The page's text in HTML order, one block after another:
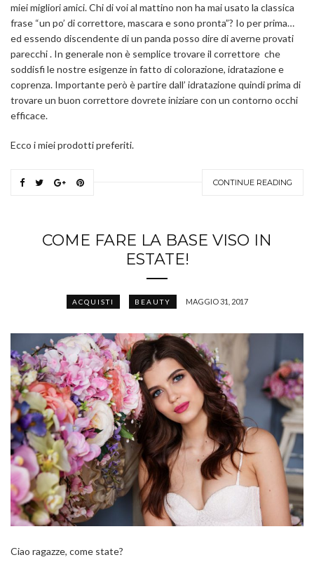
miei migliori amici. Chi di voi al mattino non ha mai usato la classica
frase “un po’ di correttore, mascara e sono pronta”? Io per prima…
ed essendo discendente di un panda posso dire di averne provati
parecchi . In generale non è semplice trovare il correttore che
soddisfi le nostre esigenze in fatto di colorazione, idratazione e
coprenza. Importante però è partire dall’ idratazione quindi prima di
trovare un buon correttore dovrete iniziare con un contorno occhi
efficace.
Ecco i miei prodotti preferiti.
CONTINUE READING
COME FARE LA BASE VISO IN
ESTATE!
ACQUISTI BEAUTY MAGGIO 31, 2017
Ciao ragazze, come state?